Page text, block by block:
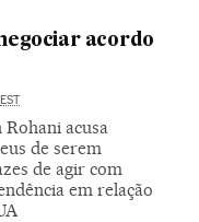
acordo
EST
Rohani acusa
de serem
de agir com
em relação